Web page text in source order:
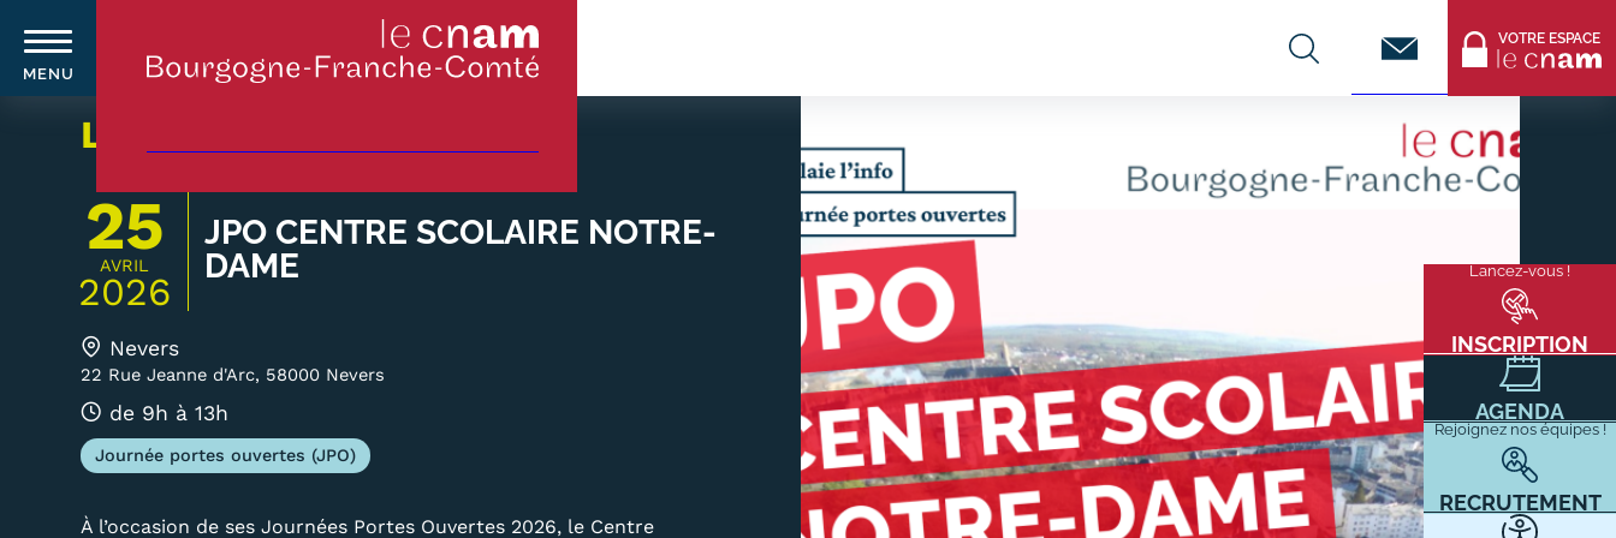
MENU
Menu
flottant
Lancez-vous !
INSCRIPTION
AGENDA
Rejoignez nos équipes !
RECRUTEMENT
MISSIONS DU CNAM CENTRES DE FORMATION
VOTRE ESPACE
Navigation
Qui sommes-nous ?
Le Cnam
Le Cnam en Bourgogne Franche-
Comté
Nos équipes Cnam BFC
Où sommes-nous ?
Carte lieux et centres Cnam en
Formation en présentiel
Infos pratiques
Discrimination/égalité/mixité
Handi'Cnam
Témoignages
Statistiques
FAQ
Lexique
Téléchargements
Accueillir un alternant ?
Taxe d'apprentissage
Infos enseignants
Être enseignant au Cnam
Infos partenaires
Liste des partenaires
L'AGENDA
25
AVRIL
2026
JPO CENTRE SCOLAIRE NOTRE-
DAME
Nevers
22 Rue Jeanne d'Arc, 58000 Nevers
de 9h à 13h
Journée portes ouvertes (JPO)
À l’occasion de ses Journées Portes Ouvertes 2026, le Centre